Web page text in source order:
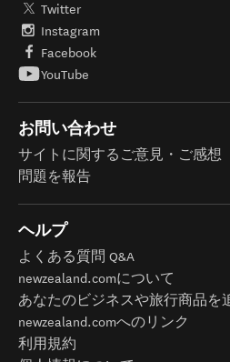
Twitter
Instagram
Facebook
YouTube
お問い合わせ
サイトに関するご意見・ご感想
問題を報告
ヘルプ
よくある質問 Q&A
newzealand.comについて
あなたのビジネスや旅行商品を
newzealand.comへのリンク
利用規約